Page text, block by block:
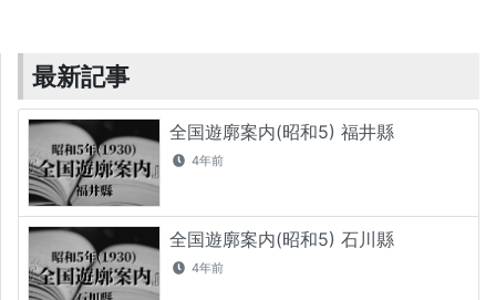
最新記事
全国遊廓案内(昭和5) 福井縣
4年前
全国遊廓案内(昭和5) 石川縣
4年前